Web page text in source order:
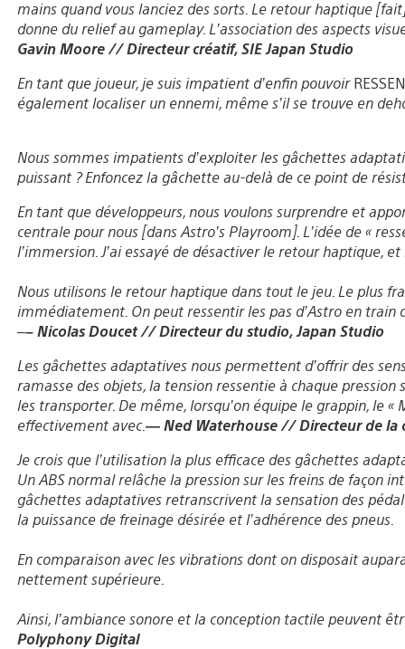
mains quand vous lanciez des sorts. Le retour haptique
donne du relief au gameplay. L’association des aspects
Gavin Moore // Directeur créatif, SIE Japan Studio
En tant que joueur, je suis impatient d’enfin pouvoir
également localiser un ennemi, même s’il se trouve en
Nous sommes impatients d’exploiter les gâchettes
puissant ? Enfoncez la gâchette au-delà de ce point de
En tant que développeurs, nous voulons surprendre et
centrale pour nous [dans Astro’s Playroom]. L’idée de «
l’immersion. J’ai essayé de désactiver le retour haptique,
Nous utilisons le retour haptique dans tout le jeu. Le plus
immédiatement. On peut ressentir les pas d’Astro en train
–– Nicolas Doucet // Directeur du studio, Japan Studio
Les gâchettes adaptatives nous permettent d’offrir des
ramasse des objets, la tension ressentie à chaque
les transporter. De même, lorsqu’on équipe le grappin, le
effectivement avec.— Ned Waterhouse // Directeur de la
Je crois que l’utilisation la plus efficace des gâchettes
Un ABS normal relâche la pression sur les freins de façon
gâchettes adaptatives retranscrivent la sensation des
la puissance de freinage désirée et l’adhérence des pneus.
En comparaison avec les vibrations dont on disposait
nettement supérieure.
Ainsi, l’ambiance sonore et la conception tactile peuvent
Polyphony Digital